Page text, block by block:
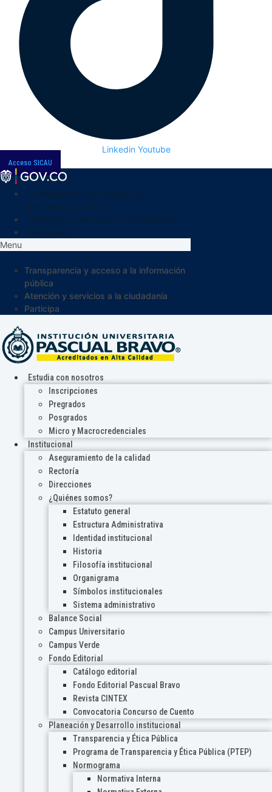
Linkedin Youtube
Acceso SICAU
Menu
Transparencia y acceso a la información
pública
Atención y servicios a la ciudadanía
Participa
Estudia con nosotros
Inscripciones
Pregrados
Posgrados
Micro y Macrocredenciales
Institucional
Aseguramiento de la calidad
Rectoría
Direcciones
¿Quiénes somos?
Estatuto general
Estructura Administrativa
Identidad institucional
Historia
Filosofía institucional
Organigrama
Símbolos institucionales
Sistema administrativo
Balance Social
Campus Universitario
Campus Verde
Fondo Editorial
Catálogo editorial
Fondo Editorial Pascual Bravo
Revista CINTEX
Convocatoria Concurso de Cuento
Planeación y Desarrollo institucional
Transparencia y Ética Pública
Programa de Transparencia y Ética Pública (PTEP)
Normograma
Normativa Interna